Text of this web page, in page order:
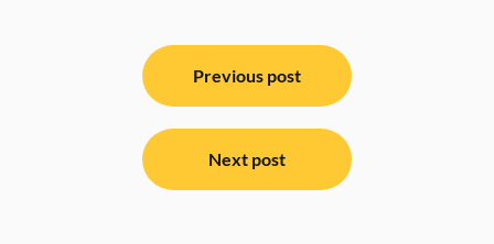
Previous post
Next post